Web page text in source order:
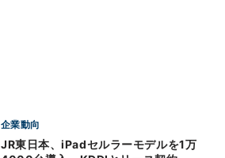
企業動向
JR東日本、iPadセルラーモデルを1万